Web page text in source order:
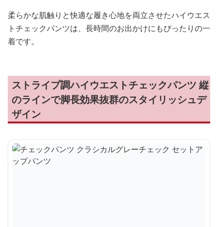
柔らかな肌触りと快適な履き心地を両立させたハイウエス
トチェックパンツは、長時間のお出かけにもぴったりの一
着です。
ストライプ調ハイウエストチェックパンツ 縦
のラインで脚長効果抜群のスタイリッシュデ
ザイン